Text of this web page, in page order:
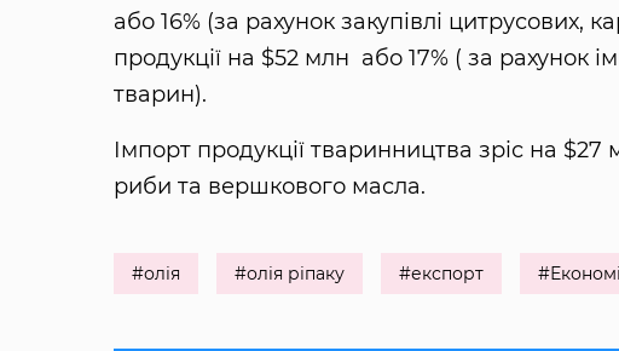
або 16% (за рахунок закупівлі цитрусових,
продукції на $52 млн або 17% ( за рахунок
тварин).
Імпорт продукції тваринництва зріс на $27
риби та вершкового масла.
#олія #олія ріпаку #експорт